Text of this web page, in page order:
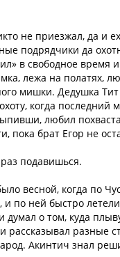
не приезжал, да и
подрядчики да
в свободное
лежа на полатях,
мишки. Дедушка
когда последний
любил
пока брат Егор не
подавишься.
весной, когда по
по ней быстро
думал о том, куда
разные
Акинтич знал